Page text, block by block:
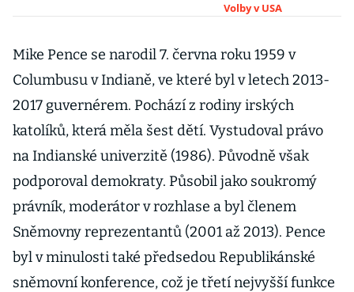
Pence.
zřejmě udrží
Bidenův
náskok
Volby v USA
Mike Pence se narodil 7. června roku 1959 v
Columbusu v Indianě, ve které byl v letech 2013-
2017 guvernérem. Pochází z rodiny irských
katolíků, která měla šest dětí. Vystudoval právo
na Indianské univerzitě (1986). Původně však
podporoval demokraty. Působil jako soukromý
právník, moderátor v rozhlase a byl členem
Sněmovny reprezentantů (2001 až 2013). Pence
byl v minulosti také předsedou Republikánské
sněmovní konference, což je třetí nejvyšší funkce